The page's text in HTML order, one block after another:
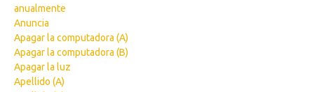
anualmente
Anuncia
Apagar la computadora (A)
Apagar la computadora (B)
Apagar la luz
Apellido (A)